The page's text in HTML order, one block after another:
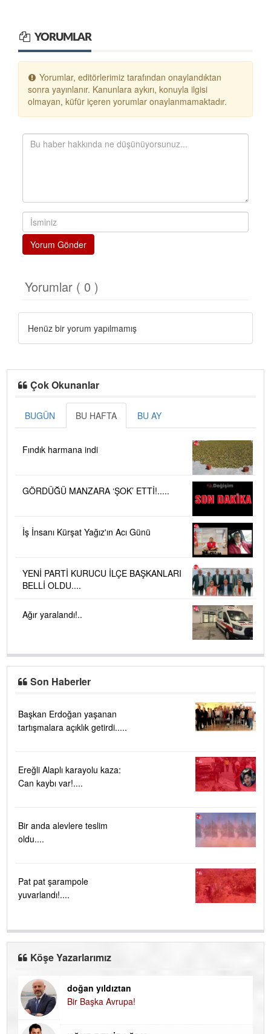
YORUMLAR
Yorumlar, editörlerimiz tarafından onaylandıktan
sonra yayınlanır. Kanunlara aykırı, konuyla ilgisi
olmayan, küfür içeren yorumlar onaylanmamaktadır.
Yorum Gönder
Yorumlar ( 0 )
Henüz bir yorum yapılmamış
Çok Okunanlar
BUGÜN BU HAFTA BU AY
Fındık harmana indi
GÖRDÜĞÜ MANZARA ‘ŞOK’ ETTİ!.....
İş İnsanı Kürşat Yağız'ın Acı Günü
YENİ PARTİ KURUCU İLÇE BAŞKANLARI
BELLİ OLDU....
Ağır yaralandı!..
Son Haberler
Başkan Erdoğan yaşanan
tartışmalara açıklık getirdi.....
Ereğli Alaplı karayolu kaza:
Can kaybı var!....
Bir anda alevlere teslim
oldu....
Pat pat şarampole
yuvarlandı!....
Köşe Yazarlarımız
doğan yıldıztan
Bir Başka Avrupa!